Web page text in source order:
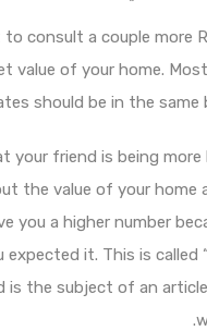
consult a couple more
value of your home.
should be in the same
your friend is being more
the value of your home
you a higher number
expected it. This is called
is the subject of an